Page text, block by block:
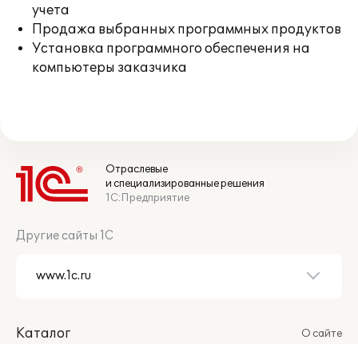
учета
Продажа выбранных программных продуктов
Установка программного обеспечения на
компьютеры заказчика
Отраслевые
и специализированные решения
1С:Предприятие
Другие сайты 1С
Каталог
О сайте